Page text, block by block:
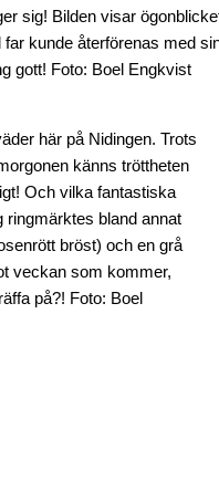
sig! Bilden visar
kunde återförenas med
gott! Foto: Boel Engkvist
här på Nidingen. Trots
känns tröttheten
Och vilka fantastiska
ringmärktes bland annat
bröst) och en grå
veckan som kommer,
på?! Foto: Boel